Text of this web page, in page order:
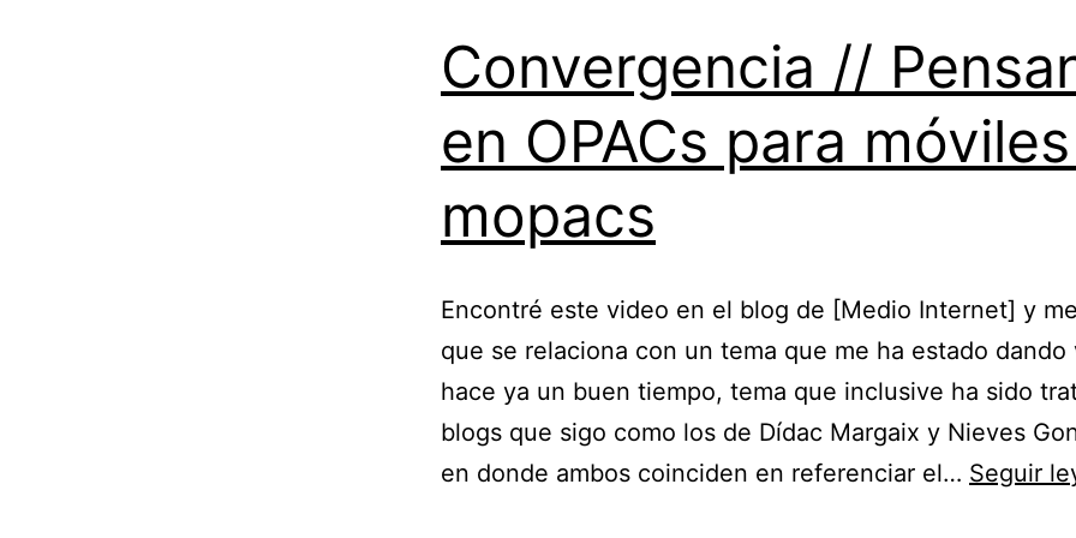
Convergencia //
en OPACs para
mopacs
Encontré este video en el blog de [Medio Internet] y
que se relaciona con un tema que me ha estado dando
hace ya un buen tiempo, tema que inclusive ha sido
blogs que sigo como los de Dídac Margaix y Nieves
en donde ambos coinciden en referenciar el… Seguir